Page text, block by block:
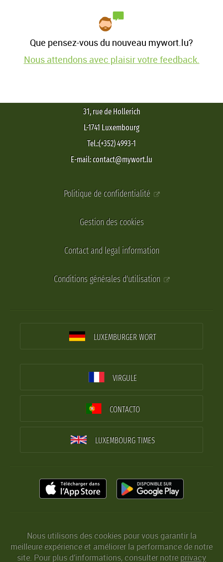
Que pensez-vous du nouveau mywort.lu?
Nous attendons avec plaisir votre feedback.
31, rue de Hollerich
L-1741 Luxembourg
Tel.:(+352) 4993-1
E-mail: contact@mywort.lu
Politique de confidentialité
Gestion des cookies
Contact and legal information
Conditions générales d'utilisation
LUXEMBURGER WORT
VIRGULE
CONTACTO
LUXEMBOURG TIMES
Nous utilisons des cookies pour vous garantir la
meilleure expérience et améliorer la performance de notre
site. Pour plus d’informations, consulter notreprivacy